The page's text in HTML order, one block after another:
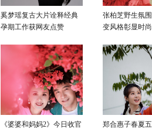
奚梦瑶复古大片诠释经典
孕期工作获网友点赞
张柏芝野生氛
变风格彰显时
《婆婆和妈妈2》今日收官
郑合惠子春夏